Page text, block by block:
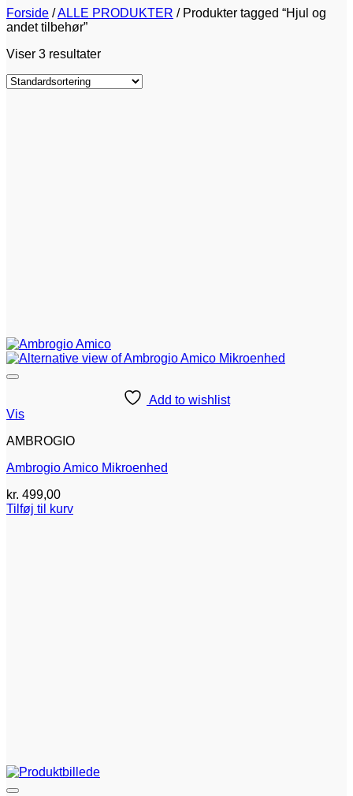
Forside /ALLE PRODUKTER /Produkter tagged “Hjul og
andet tilbehør”
Viser 3 resultater
Add to wishlist
Vis
AMBROGIO
Ambrogio Amico Mikroenhed
kr. 499,00
Tilføj til kurv